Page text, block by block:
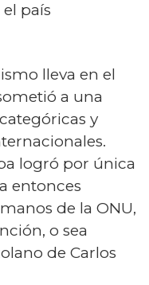
país
lleva en el
a una
y
logró por única
entonces
de la ONU,
o sea
de Carlos